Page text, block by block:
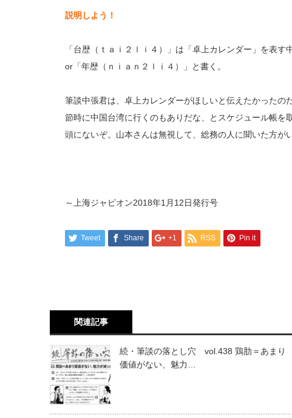
説明しよう！
「台歴（ｔａｉ２ｌｉ４）」は「卓上カレンダー」を表
or「年歴（ｎｉａｎ２ｌｉ４）」と書く。
筆談中張君は、卓上カレンダーがほしいと伝えたかった
節時に中国台湾に行くのもありだな、とスケジュール帳
頭にないぞ。山本さんは無視して、総務の人に聞いた方が
～上海ジャピオン2018年1月12日発行号
Tweet Share +1 RSS Pin it
関連記事
続・筆談の落とし穴 vol.438 鶏肋＝あまり
価値がない、魅力…